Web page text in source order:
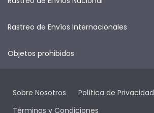
Rastreo de Envíos Internacionales
Objetos prohibidos
Sobre Nosotros
Política de Privacidad
Términos y Condiciones